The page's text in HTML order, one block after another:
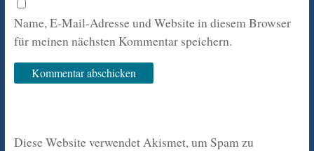
Name, E-Mail-Adresse und Website in diesem Browser
für meinen nächsten Kommentar speichern.
Diese Website verwendet Akismet, um Spam zu